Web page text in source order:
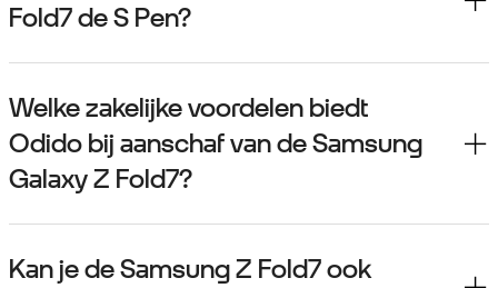
Fold7 de S Pen?
Welke zakelijke voordelen biedt
Odido bij aanschaf van de Samsung
Galaxy Z Fold7?
Kan je de Samsung Z Fold7 ook